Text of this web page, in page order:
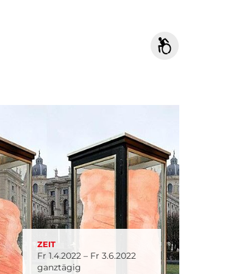
ZEIT
Fr 1.4.2022 – Fr 3.6.2022
ganztägig